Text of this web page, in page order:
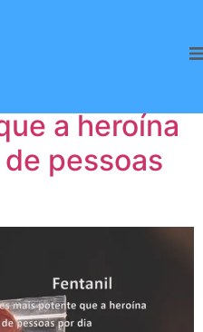
saúde
50 vezes
a heroína
pessoas